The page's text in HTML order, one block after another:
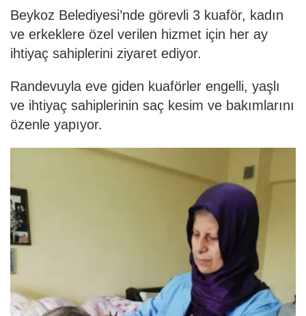
Beykoz Belediyesi’nde görevli 3 kuaför, kadın
ve erkeklere özel verilen hizmet için her ay
ihtiyaç sahiplerini ziyaret ediyor.
Randevuyla eve giden kuaförler engelli, yaş lı
ve ihtiyaç sahiplerinin saç kesim ve bakımlarını
özenle yapıyor.